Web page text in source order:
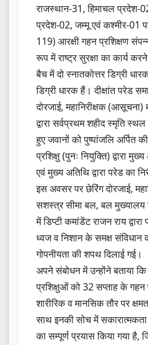
राजस्थान-31, हिमाचल प्रदेश-
प्रदेश-02, जम्मू एवं कश्मीर-01
119) आरक्षी गहन प्रशिक्षण
रूप में राष्ट्र सुरक्षा का कार्य
बैच में दो स्नातकोत्तर डिग्री
डिग्री धारक हैं। दीक्षांत परेड
दोरजाई, महानिरीक्षक
द्वारा सर्वप्रथम शहीद स्मृति
हुए जवानों को पुष्पांजलि अर्पित
प्रशिक्षु (पुनः नियुक्ति) द्वारा
एवं मुख्य अतिथि द्वारा परेड का
इस अवसर पर छेरिंग दोरजाई,
सशस्त्र सीमा बल, बल मुख्यालय
में डिप्टी कमांडेंट राजन राय द्वारा
ध्वज व निशान के समक्ष संविधान
गोपनीयता की शपथ दिलाई गई।
अपने संबोधन में उन्होंने बताया
प्रशिक्षुओं को 32 सप्ताह के गहन
शारीरिक व मानसिक तौर पर
साथ इनकी सोच में
का सम्पूर्ण प्रयास किया गया है,